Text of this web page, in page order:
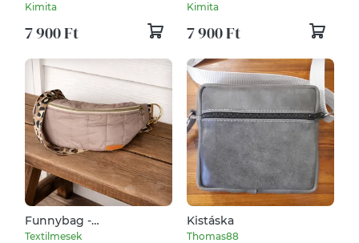
Kimita
7 900 Ft
Kimita
7 900 Ft
Funnybag -
"Homoksivatag"
Textilmesek
Kistáska
Thomas88